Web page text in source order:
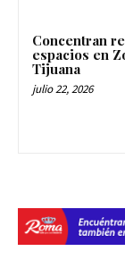
Concentran
espacios en
Tijuana
julio 22, 2026